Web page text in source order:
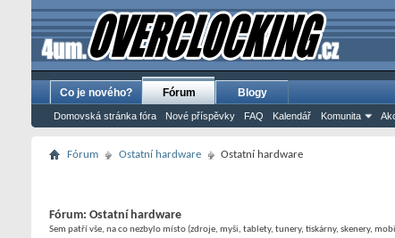
Co je nového? Fórum
Domovská stránka fóra Nové příspěvky FAQ Kalendář Komunita
Blogy
Fórum Ostatní hardware Ostatní hardware
Fórum: Ostatní hardware
Sem patří vše, na co nezbylo místo (zdroje, myši, tablety, tunery, tiskárny, skenery,